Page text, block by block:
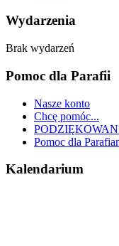
Wydarzenia
Brak wydarzeń
Pomoc dla Parafii
Nasze konto
Chcę pomóc...
Pomoc dla
Kalendarium